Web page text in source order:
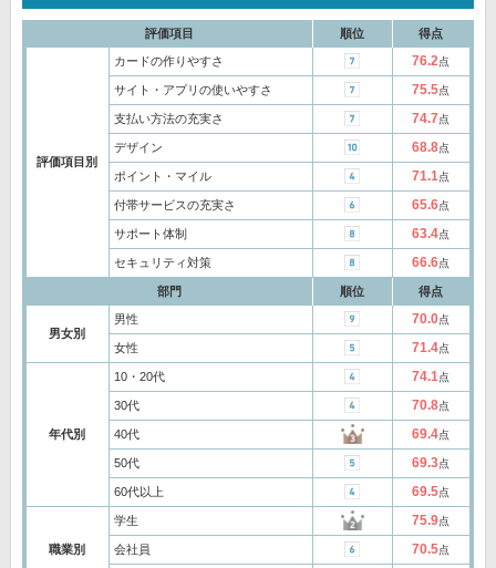
評価項目 順位 得点
評価項目別
カードの作りやすさ 76.2点
サイト・アプリの使いやすさ 75.5点
支払い方法の充実さ 74.7点
デザイン 68.8点
ポイント・マイル 71.1点
付帯サービスの充実さ 65.6点
サポート体制 63.4点
セキュリティ対策 66.6点
部門 順位 得点
男女別
男性 70.0点
女性 71.4点
年代別
10・20代 74.1点
30代 70.8点
40代 69.4点
50代 69.3点
60代以上 69.5点
職業別
学生 75.9点
会社員 70.5点